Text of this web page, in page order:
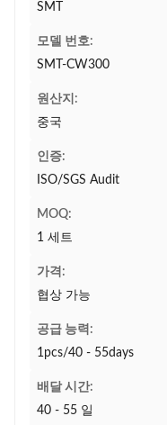
SMT
모델 번호:
SMT-CW300
원산지:
중국
인증:
ISO/SGS Audit
MOQ:
1 세트
가격:
협상 가능
공급 능력:
1pcs/40 - 55days
배달 시간:
40 - 55 일